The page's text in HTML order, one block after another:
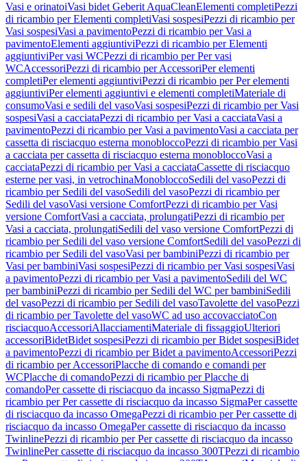
Vasi e orinatoiVasi bidet Geberit AquaCleanElementi completiPezzi
di ricambio per Elementi completiVasi sospesiPezzi di ricambio per
Vasi sospesiVasi a pavimentoPezzi di ricambio per Vasi a
pavimentoElementi aggiuntiviPezzi di ricambio per Elementi
aggiuntiviPer vasi WCPezzi di ricambio per Per vasi
WCAccessoriPezzi di ricambio per AccessoriPer elementi
completiPer elementi aggiuntiviPezzi di ricambio per Per elementi
aggiuntiviPer elementi aggiuntivi e elementi completiMateriale di
consumoVasi e sedili del vasoVasi sospesiPezzi di ricambio per Vasi
sospesiVasi a cacciataPezzi di ricambio per Vasi a cacciataVasi a
pavimentoPezzi di ricambio per Vasi a pavimentoVasi a cacciata per
cassetta di risciacquo esterna monobloccoPezzi di ricambio per Vasi
a cacciata per cassetta di risciacquo esterna monobloccoVasi a
cacciataPezzi di ricambio per Vasi a cacciataCassette di risciacquo
esterne per vasi, in vetrochinaMonobloccoSedili del vasoPezzi di
ricambio per Sedili del vasoSedili del vasoPezzi di ricambio per
Sedili del vasoVasi versione ComfortPezzi di ricambio per Vasi
versione ComfortVasi a cacciata, prolungatiPezzi di ricambio per
Vasi a cacciata, prolungatiSedili del vaso versione ComfortPezzi di
ricambio per Sedili del vaso versione ComfortSedili del vasoPezzi di
ricambio per Sedili del vasoVasi per bambiniPezzi di ricambio per
Vasi per bambiniVasi sospesiPezzi di ricambio per Vasi sospesiVasi
a pavimentoPezzi di ricambio per Vasi a pavimentoSedili del WC
per bambiniPezzi di ricambio per Sedili del WC per bambiniSedili
del vasoPezzi di ricambio per Sedili del vasoTavolette del vasoPezzi
di ricambio per Tavolette del vasoWC ad uso accovacciatoCon
risciacquoAccessoriAllacciamentiMateriale di fissaggioUlteriori
accessoriBidetBidet sospesiPezzi di ricambio per Bidet sospesiBidet
a pavimentoPezzi di ricambio per Bidet a pavimentoAccessoriPezzi
di ricambio per AccessoriPlacche di comando e comandi per
WCPlacche di comandoPezzi di ricambio per Placche di
comandoPer cassette di risciacquo da incasso SigmaPezzi di
ricambio per Per cassette di risciacquo da incasso SigmaPer cassette
di risciacquo da incasso OmegaPezzi di ricambio per Per cassette di
risciacquo da incasso OmegaPer cassette di risciacquo da incasso
TwinlinePezzi di ricambio per Per cassette di risciacquo da incasso
TwinlinePer cassette di risciacquo da incasso 300TPezzi di ricambio